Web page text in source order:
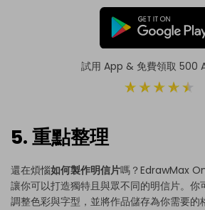
試用 App & 免費領取 500
5. 重點整理
還在煩惱如何製作明信片嗎？EdrawMax
讓你可以打造獨特且與眾不同的明信片。你
調整色彩與字型，並將作品儲存為你需要的